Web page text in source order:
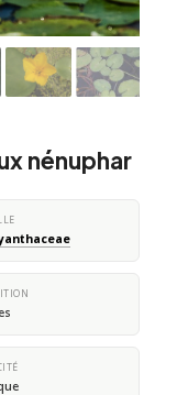
nénuphar